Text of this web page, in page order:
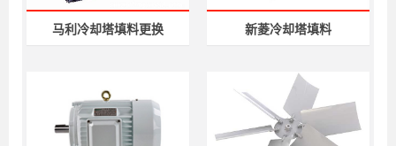
马利冷却塔填料更换 新菱冷却塔填料